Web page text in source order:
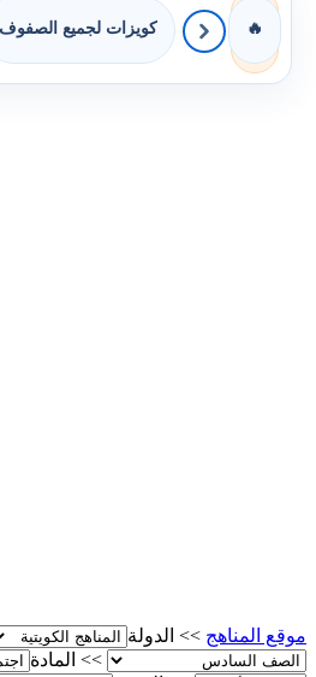
🔥 كويزات لجميع الصفوف
موقع المناهج >> الدولة
>>
المادة